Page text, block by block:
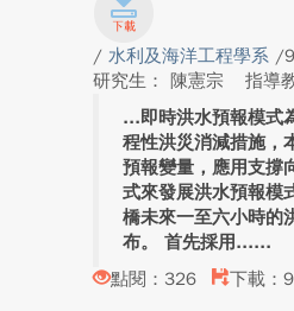
/ 水利及海洋工程學系 /
研究生： 陳憲宗
指導
即時洪水預報模式
程性洪災消減措施，
預報變量，應用支撐
式來發展洪水預報模
橋未來一至六小時的
布。 首先採用...
點閱：326
下載：9